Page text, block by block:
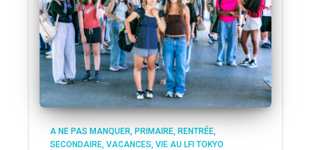
A NE PAS MANQUER PRIMAIRE RENTRÉE
SECONDAIRE VACANCES VIE AU LFI TOKYO